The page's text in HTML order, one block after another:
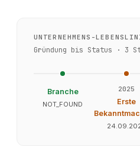
UNTERNEHMENS-
Gründung bis Status · 3
Branche
NOT_FOUND
2025
Erste